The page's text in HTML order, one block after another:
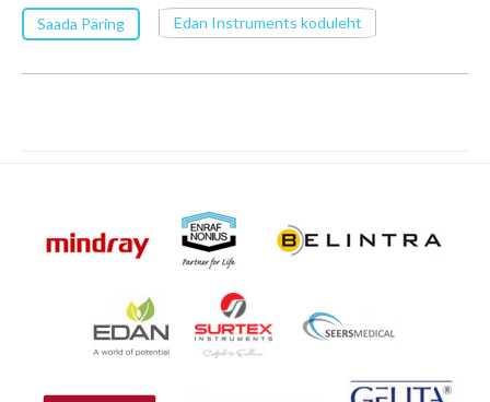
Saada Päring Edan Instruments koduleht